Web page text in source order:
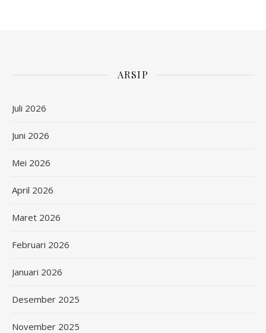
ARSIP
Juli 2026
Juni 2026
Mei 2026
April 2026
Maret 2026
Februari 2026
Januari 2026
Desember 2025
November 2025